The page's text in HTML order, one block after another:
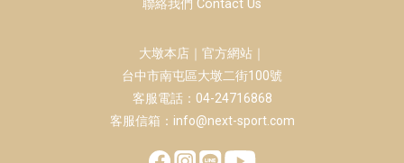
聯絡我們 Contact Us
大墩本店｜官方網站｜
台中市南屯區大墩二街100號
客服電話：04-24716868
客服信箱：info@next-sport.com